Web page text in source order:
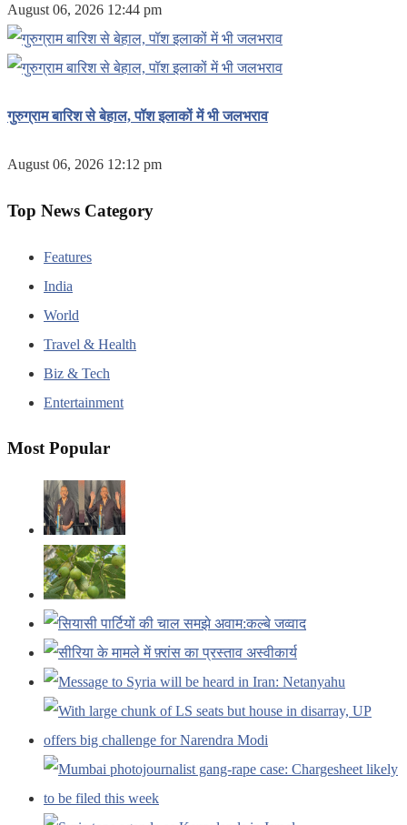
August 06, 2026 12:44 pm
गुरुग्राम बारिश से बेहाल, पॉश इलाकों में भी जलभराव
August 06, 2026 12:12 pm
Top News Category
Features
India
World
Travel & Health
Biz & Tech
Entertainment
Most Popular